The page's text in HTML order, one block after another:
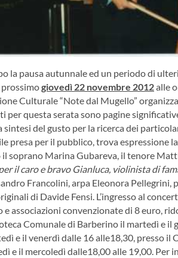
la pausa autunnale ed un periodo di
giovedì 22 novembre 2012alle
Culturale “Note dal Mugello”
per questa serata sono pagine
del gusto per la ricerca dei
presa per il pubblico, trova espressione
il soprano Marina Gubareva, il tenore
il caro e bravo Gianluca, violinista di
Francolini, arpa Eleonora Pellegrini,
di Davide Fensi. L’ingresso al
associazioni convenzionate di 8 euro,
Comunale di Barberino il martedì e il
e il venerdì dalle 16 alle18,30, presso il
e il mercoledì dalle18,00 alle 19,00. Per